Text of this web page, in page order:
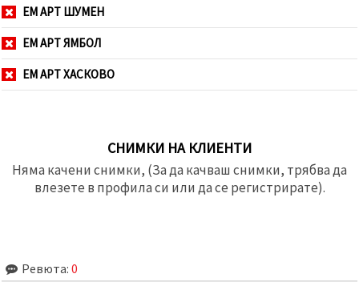
ЕМ АРТ ШУМЕН
ЕМ АРТ ЯМБОЛ
ЕМ АРТ ХАСКОВО
СНИМКИ НА КЛИЕНТИ
Няма качени снимки, (За да качваш снимки, трябва да
влезете в профила си или да се регистрирате).
Ревюта: 0